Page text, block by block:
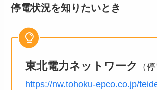
停電状況を知りたいとき
東北電力ネットワーク
（
https://nw.tohoku-epco.co.jp/